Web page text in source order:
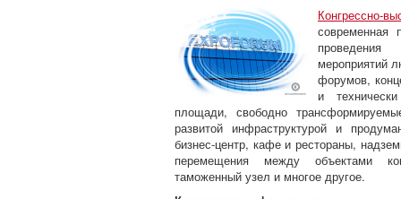
Конгрессно-
современная
мероприятий
форумов,
и
площади, свободно
развитой инфраструктурой и
бизнес-центр, кафе и рестораны,
перемещения между объектами
таможенный узел и многое другое.